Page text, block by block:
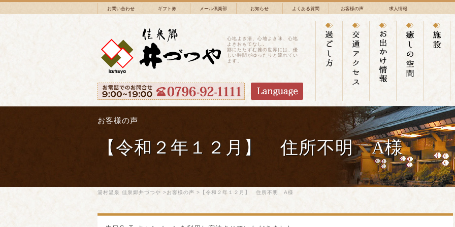
お問い合わせ ギフト券 メール倶楽部 お知らせ よくある質問 お客様の声 求人情報
心地よき湯、心地よき味、心地
よきおもてなし。
鄙にたたずむ雅の世界には、優
しい時間がゆったりと流れてい
ます。
お客様の声
【令和２年１２月】 住所不明 A様
湯村温泉 佳泉郷井づつや >お客様の声 >【令和２年１２月】 住所不明 A様